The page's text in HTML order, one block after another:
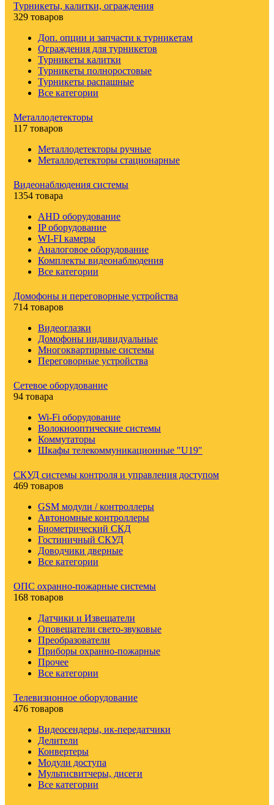
Турникеты, калитки, ограждения
329 товаров
Доп. опции и запчасти к турникетам
Ограждения для турникетов
Турникеты калитки
Турникеты полноростовые
Турникеты распашные
Все категории
Металлодетекторы
117 товаров
Металлодетекторы ручные
Металлодетекторы стационарные
Видеонаблюдения cистемы
1354 товара
AHD оборудование
IP оборудование
WI-FI камеры
Аналоговое оборудование
Комплекты видеонаблюдения
Все категории
Домофоны и переговорные устройства
714 товаров
Видеоглазки
Домофоны индивидуальные
Многоквартирные системы
Переговорные устройства
Сетевое оборудование
94 товара
Wi-Fi оборудование
Волокнооптические системы
Коммутаторы
Шкафы телекоммуникационные "U19"
СКУД системы контроля и управления доступом
469 товаров
GSM модули / контроллеры
Автономные контроллеры
Биометрический СКД
Гостиничный СКУД
Доводчики дверные
Все категории
ОПС охранно-пожарные системы
168 товаров
Датчики и Извещатели
Оповещатели свето-звуковые
Преобразователи
Приборы охранно-пожарные
Прочее
Все категории
Телевизионное оборудование
476 товаров
Видеосендеры, ик-передатчики
Делители
Конвертеры
Модули доступа
Мультисвитчеры, дисеги
Все категории